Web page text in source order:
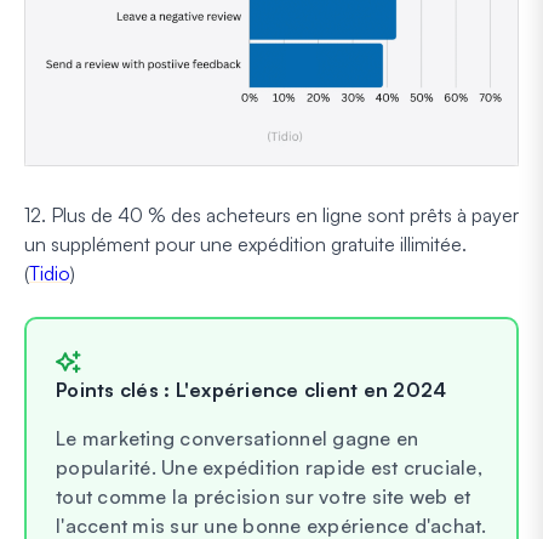
12. Plus de 40 % des acheteurs en ligne sont prêts à payer
un supplément pour une expédition gratuite illimitée.
(Tidio)
Points clés : L'expérience client en 2024
Le marketing conversationnel gagne en
popularité. Une expédition rapide est cruciale,
tout comme la précision sur votre site web et
l'accent mis sur une bonne expérience d'achat.